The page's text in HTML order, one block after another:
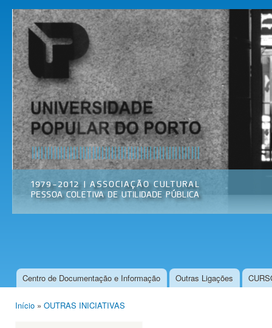
Universidade
Popular do
Porto
Associação
Cultural
Menu principal
Centro de Documentação e Informação Outras Ligações
Início » OUTRAS INICIATIVAS